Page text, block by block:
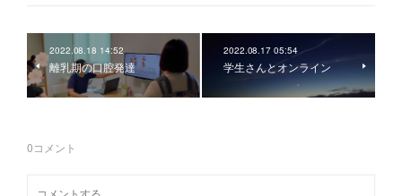
2022.08.18 14:52
離乳期の口腔発達
2022.08.17 05:54
学生さんとオンライン
0コメント